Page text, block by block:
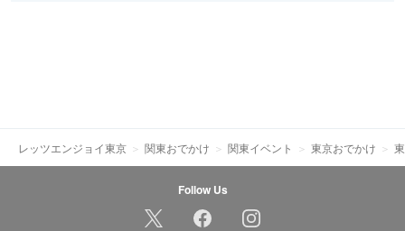
レッツエンジョイ東京 関東おでかけ 関東イベント 東京おでかけ
Follow Us